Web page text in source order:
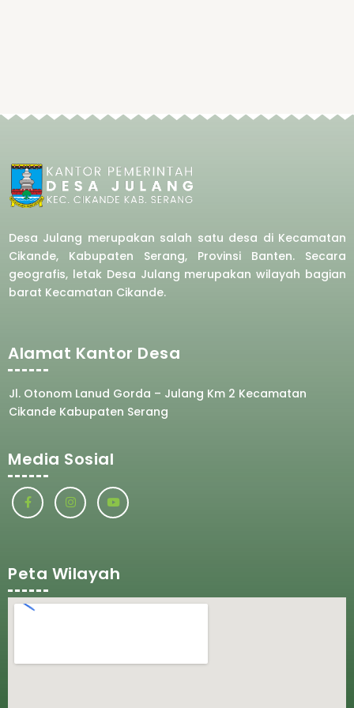
Desa Julang merupakan salah satu desa di Kecamatan
Cikande, Kabupaten Serang, Provinsi Banten. Secara
geografis, letak Desa Julang merupakan wilayah bagian
barat Kecamatan Cikande.
Alamat Kantor Desa
Jl. Otonom Lanud Gorda – Julang Km 2 Kecamatan
Cikande Kabupaten Serang
Media Sosial
Peta Wilayah